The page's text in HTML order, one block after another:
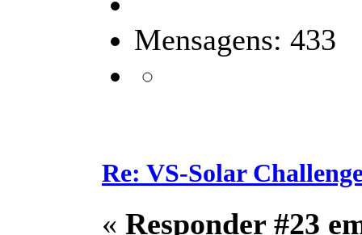
Mensagens: 433
Re: VS-Solar
« Responder #23